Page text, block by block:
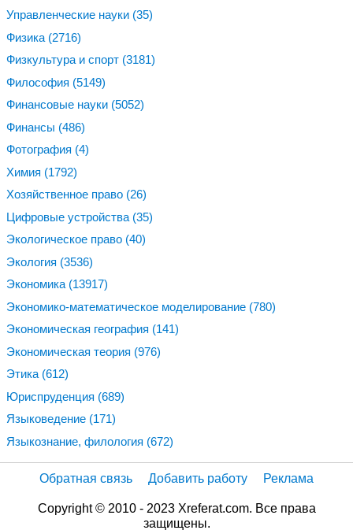
Управленческие науки (35)
Физика (2716)
Физкультура и спорт (3181)
Философия (5149)
Финансовые науки (5052)
Финансы (486)
Фотография (4)
Химия (1792)
Хозяйственное право (26)
Цифровые устройства (35)
Экологическое право (40)
Экология (3536)
Экономика (13917)
Экономико-математическое моделирование (780)
Экономическая география (141)
Экономическая теория (976)
Этика (612)
Юриспруденция (689)
Языковедение (171)
Языкознание, филология (672)
Обратная связь Добавить работу Реклама
Copyright © 2010 - 2023 Xreferat.com. Все права
защищены.